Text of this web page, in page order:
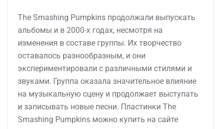
The Smashing Pumpkins продолжали выпускать
альбомы и в 2000-х годах, несмотря на
изменения в составе группы. Их творчество
оставалось разнообразным, и они
экспериментировали с различными стилями и
звуками. Группа оказала значительное влияние
на музыкальную сцену и продолжает выступать
и записывать новые песни. Пластинки The
Smashing Pumpkins можно купить на сайте